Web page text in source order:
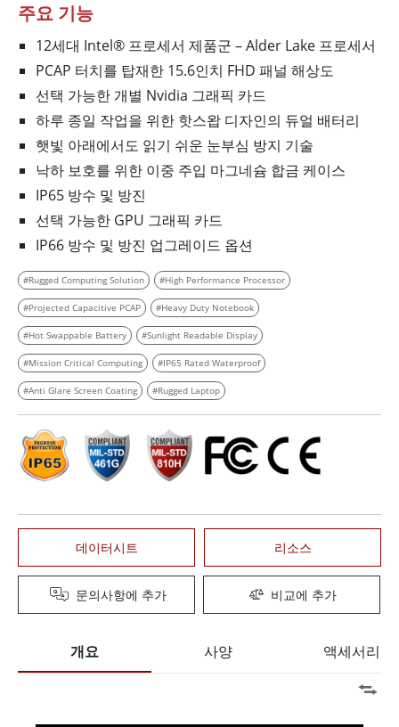
주요 기능
12세대 Intel® 프로세서 제품군 – Alder Lake 프로세서
PCAP 터치를 탑재한 15.6인치 FHD 패널 해상도
선택 가능한 개별 Nvidia 그래픽 카드
하루 종일 작업을 위한 핫스왑 디자인의 듀얼 배터리
햇빛 아래에서도 읽기 쉬운 눈부심 방지 기술
낙하 보호를 위한 이중 주입 마그네슘 합금 케이스
IP65 방수 및 방진
선택 가능한 GPU 그래픽 카드
IP66 방수 및 방진 업그레이드 옵션
#Rugged Computing Solution #High Performance Processor
#Projected Capacitive PCAP #Heavy Duty Notebook
#Hot Swappable Battery #Sunlight Readable Display
#Mission Critical Computing #IP65 Rated Waterproof
#Anti Glare Screen Coating #Rugged Laptop
데이터시트 리소스
문의사항에 추가 비교에 추가
개요 사양 액세서리